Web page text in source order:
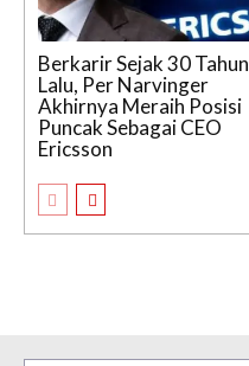
Berkarir Sejak 30 Tahun
Lalu, Per Narvinger
Akhirnya Meraih Posisi
Puncak Sebagai CEO
Ericsson